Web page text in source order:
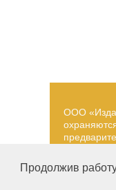
Продолжив
ООО